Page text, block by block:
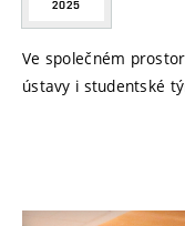
2025
Ve společném
ústavy i studentské